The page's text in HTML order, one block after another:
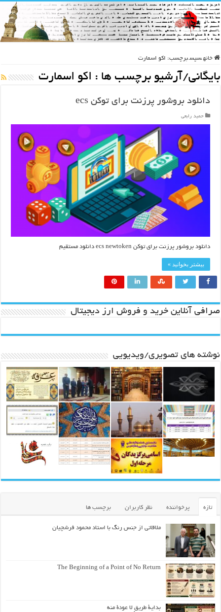
خانه سپس برچسب: اکو اسمارت
بایگانی/آرشیو برچسب ها : اکو اسمارت
دانلود بروشور پرزنت برای توکن ecs
حمید رابعی
دانلود بروشور پرزنت برای توکن ecs newtoken دانلود مستقیم
بیشتر بخوانید »
صرافی آنلاین خرید و فروش ارز دیجیتال
نوشته های تصویری/ویدیویی
تازه پرخواننده نظر کاربران برچسب ها
ملاقاتی از جنس رنگ با استاد محمود فرشچیان
The Beginning of a Point of No Return
بداية طريقٍ لا عودة منه